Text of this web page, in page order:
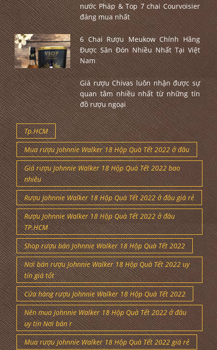
nước Pháp & Top 7 chai Courvoisier
đáng mua nhất
6 Chai Rượu Meukow Chính Hãng
Được Săn Đón Nhiều Nhất Tại Việt
Nam
Giá rượu Chivas luôn nhận được sự
quan tâm nhiều nhất từ những tín
đồ rượu ngoại
Tp.HCM
Mua rượu Johnnie Walker 18 Hộp Quà Tết 2022 ở đâu
Giá rượu Johnnie Walker 18 Hộp Quà Tết 2022 bao
nhiêu
Rượu Johnnie Walker 18 Hộp Quà Tết 2022 ở đâu giá rẻ
Rượu Johnnie Walker 18 Hộp Quà Tết 2022 ở đâu
TP.HCM
Shop rượu bán Johnnie Walker 18 Hộp Quà Tết 2022
Nơi bán rượu Johnnie Walker 18 Hộp Quà Tết 2022 uy
tín giá tốt
Cửa hàng rượu Johnnie Walker 18 Hộp Quà Tết 2022
Nên mua Johnnie Walker 18 Hộp Quà Tết 2022 ở đâu
uy tín Nơi bán r
Mua rượu Johnnie Walker 18 Hộp Quà Tết 2022 giá rẻ